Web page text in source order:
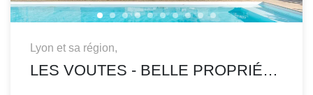
Lyon et sa région,
LES VOUTES - BELLE PROPRIÉTÉ AVEC PISCINE